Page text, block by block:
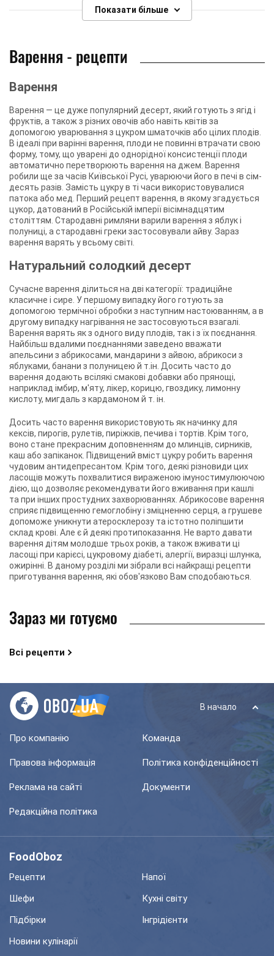
Показати більше
Варення - рецепти
Варення
Варення — це дуже популярний десерт, який готують з ягід і
фруктів, а також з різних овочів або навіть квітів за
допомогою уварювання з цукром шматочків або цілих плодів.
В ідеалі при варінні варення, плоди не повинні втрачати свою
форму, тому, що уварені до однорідної консистенції плоди
автоматично перетворюють варення на джем. Варення
робили ще за часів Київської Русі, уварюючи його в печі в сім-
десять разів. Замість цукру в ті часи використовувалися
патока або мед. Перший рецепт варення, в якому згадується
цукор, датований в Російській імперії вісімнадцятим
століттям. Стародавні римляни варили варення з яблук і
полуниці, а стародавні греки застосовували айву. Зараз
варення варять у всьому світі.
Натуральний солодкий десерт
Сучасне варення ділиться на дві категорії: традиційне
класичне і сире. У першому випадку його готують за
допомогою термічної обробки з наступним настоюванням, а в
другому випадку нагрівання не застосовуються взагалі.
Варення варять як з одного виду плодів, так і з їх поєднання.
Найбільш вдалими поєднаннями заведено вважати
апельсини з абрикосами, мандарини з айвою, абрикоси з
яблуками, банани з полуницею й т.ін. Досить часто до
варення додають всілякі смакові добавки або прянощі,
наприклад імбир, м'яту, лікер, корицю, гвоздику, лимонну
кислоту, мигдаль з кардамоном й т. ін.
Досить часто варення використовують як начинку для
кексів, пирогів, рулетів, пиріжків, печива і тортів. Крім того,
воно стане прекрасним доповненням до млинців, сирників,
каш або запіканок. Підвищений вміст цукру робить варення
чудовим антидепресантом. Крім того, деякі різновиди цих
ласощів можуть похвалитися вираженою імуностимулюючою
дією, що дозволяє рекомендувати його вживання при кашлі
та при інших простудних захворюваннях. Абрикосове варення
сприяє підвищенню гемоглобіну і зміцненню серця, а грушеве
допоможе уникнути атеросклерозу та істотно поліпшити
склад крові. Але є й деякі протипоказання. Не варто давати
варення дітям молодше трьох років, а також вживати ці
ласощі при карієсі, цукровому діабеті, алергії, виразці шлунка,
ожирінні. В даному розділі ми зібрали всі найкращі рецепти
приготування варення, які обов'язково Вам сподобаються.
Зараз ми готуємо
Всі рецепти
В начало
Про компанію Команда
Правова інформація Політика конфіденційності
Реклама на сайті Документи
Редакційна політика
FoodOboz
Рецепти
Напої
Шефи
Кухні світу
Підбірки
Інгрідієнти
Новини кулінарії